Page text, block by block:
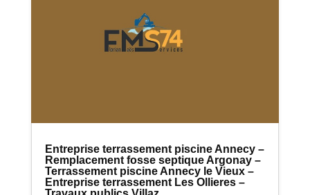
Entreprise terrassement piscine Annecy –
Remplacement fosse septique Argonay –
Terrassement piscine Annecy le Vieux –
Entreprise terrassement Les Ollieres –